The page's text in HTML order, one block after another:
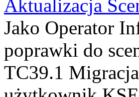
Aktualizacja
Jako Operator
poprawki do
TC39.1